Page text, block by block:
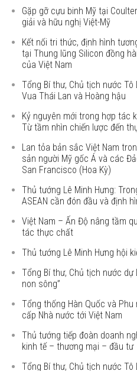
Gặp gỡ cựu binh Mỹ tại
giải và hữu nghị Việt-Mỹ
Kết nối tri thức, định hình
tại Thung lũng Silicon đồng
của Việt Nam
Tổng Bí thư, Chủ tịch nước Tô
Vua Thái Lan và Hoàng hậu
Kỷ nguyên mới trong hợp tác
Từ tầm nhìn chiến lược đến
Lan tỏa bản sắc Việt Nam
sản người Mỹ gốc Á và các
San Francisco (Hoa Kỳ)
Thủ tướng Lê Minh Hưng:
ASEAN cần đón đầu và định
Việt Nam – Ấn Độ nâng tầm
tác thực chất
Thủ tướng Lê Minh Hưng hội
Tổng Bí thư, Chủ tịch nước
non sông”
Tổng thống Hàn Quốc và
cấp Nhà nước tới Việt Nam
Thủ tướng tiếp đoàn doanh
kinh tế – thương mại – đầu tư
Tổng Bí thư, Chủ tịch nước